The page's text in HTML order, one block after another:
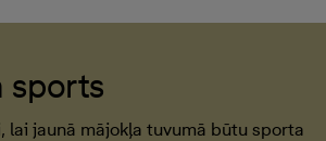
sports
lai jaunā mājokļa tuvumā būtu sporta